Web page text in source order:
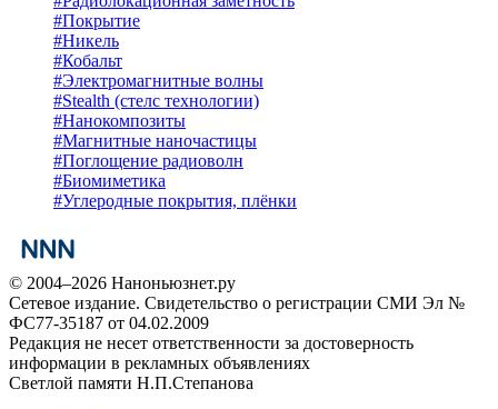
#Покрытие
#Никель
#Кобальт
#Электромагнитные волны
#Stealth (стелс технологии)
#Нанокомпозиты
#Магнитные наночастицы
#Поглощение радиоволн
#Биомиметика
#Углеродные покрытия, плёнки
© 2004–2026 Наноньюзнет.ру
Сетевое издание. Свидетельство о регистрации СМИ Эл №
ФС77-35187 от 04.02.2009
Редакция не несет ответственности за достоверность
информации в рекламных объявлениях
Светлой памяти Н.П.Степанова